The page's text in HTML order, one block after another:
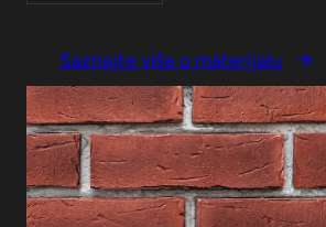
Saznajte više o materijalu